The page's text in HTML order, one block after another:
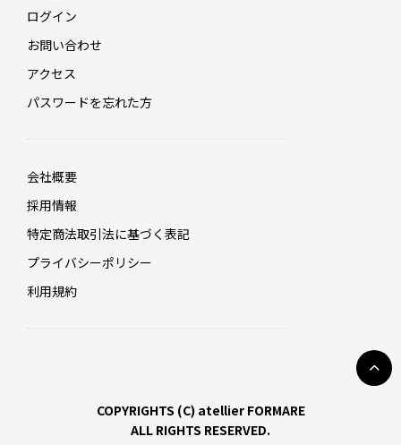
ログイン
お問い合わせ
アクセス
パスワードを忘れた方
会社概要
採用情報
特定商法取引法に基づく表記
プライバシーポリシー
利用規約
COPYRIGHTS (C) atellier FORMARE
ALL RIGHTS RESERVED.